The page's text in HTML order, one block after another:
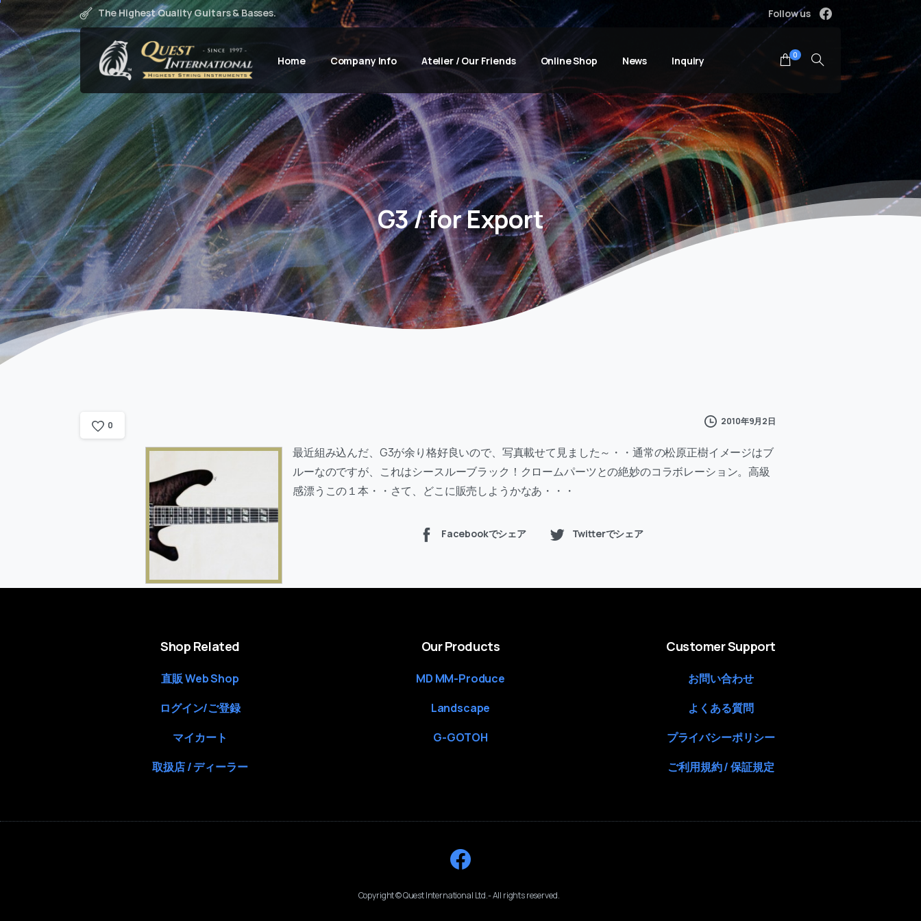
The Highest Quality Guitars & Basses. Follow us
Home Company Info Atelier / Our Friends Online Shop News Inquiry 0
G3/forExport
0 2010年9月2日
最近組み込んだ、G3が余り格好良いので、写真載せて見ました～・・通常の松原正樹イメージはブ
ルーなのですが、これはシースルーブラック！クロームパーツとの絶妙のコラボレーション。高級
感漂うこの１本・・さて、どこに販売しようかなあ・・・
Facebookでシェア Twitterでシェア
Shop Related
直販 Web Shop
ログイン/ご登録
マイカート
取扱店 / ディーラー
Our Products
MD MM-Produce
Landscape
G-GOTOH
Customer Support
お問い合わせ
よくある質問
プライバシーポリシー
ご利用規約 / 保証規定
Copyright © Quest International Ltd.- All rights reserved.